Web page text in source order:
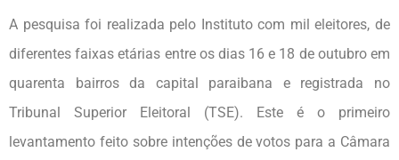
A pesquisa foi realizada pelo Instituto com mil eleitores, de
diferentes faixas etárias entre os dias 16 e 18 de outubro em
quarenta bairros da capital paraibana e registrada no
Tribunal Superior Eleitoral (TSE). Este é o primeiro
levantamento feito sobre intenções de votos para a Câmara